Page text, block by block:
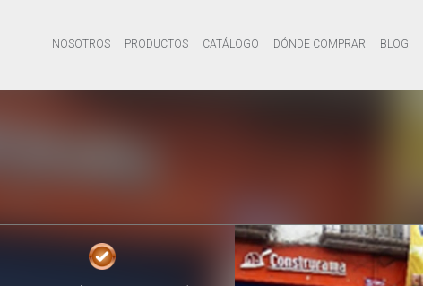
NOSOTROS PRODUCTOS CATÁLOGO DÓNDE COMPRAR BLOG